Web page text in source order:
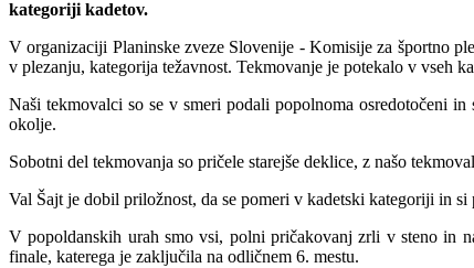
kategoriji kadetov.
V organizaciji Planinske zveze Slovenije - Komisije za športno
v plezanju, kategorija težavnost. Tekmovanje je potekalo v vseh
Naši tekmovalci so se v smeri podali popolnoma osredotočeni
okolje.
Sobotni del tekmovanja so pričele starejše deklice, z našo
Val Šajt je dobil priložnost, da se pomeri v kadetski kategoriji in si
V popoldanskih urah smo vsi, polni pričakovanj zrli v steno in
finale, katerega je zaključila na odličnem 6. mestu.